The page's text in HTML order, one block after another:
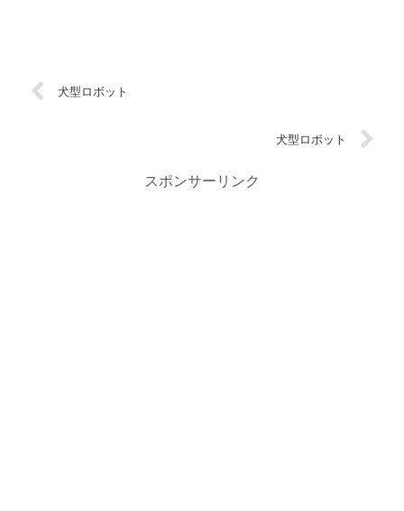
犬型ロボット
犬型ロボット
スポンサーリンク